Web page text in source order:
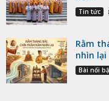
Tin tức
Rằm
nhìn lại
Bài nổi